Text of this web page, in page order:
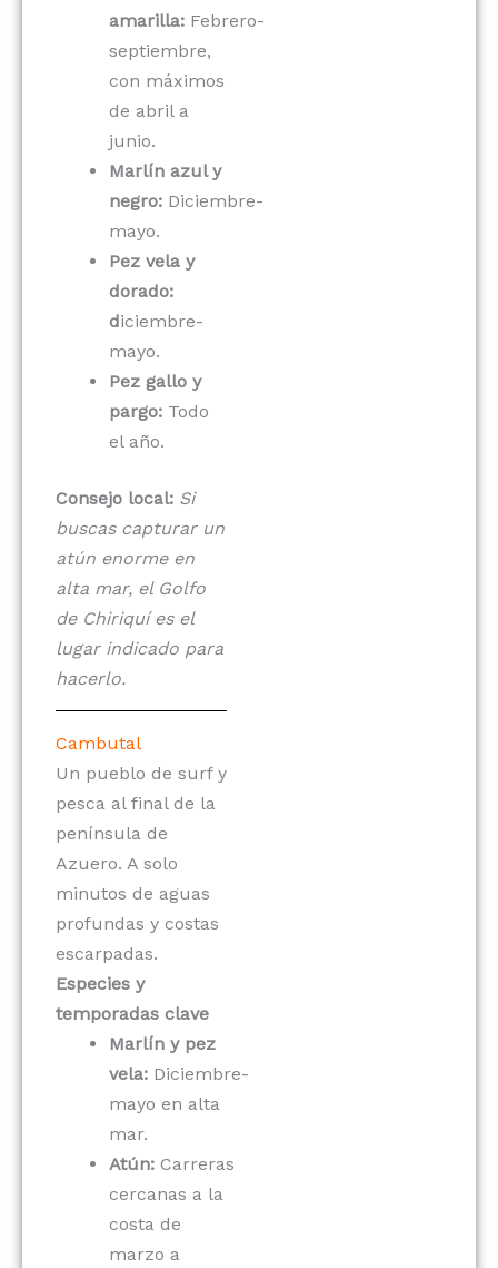
amarilla: Febrero-
septiembre,
con máximos
de abril a
junio.
Marlín azul y
negro: Diciembre-
mayo.
Pez vela y
dorado:
diciembre-
mayo.
Pez gallo y
pargo: Todo
el año.
Consejo local: Si
buscas capturar un
atún enorme en
alta mar, el Golfo
de Chiriquí es el
lugar indicado para
hacerlo.
Cambutal
Un pueblo de surf y
pesca al final de la
península de
Azuero. A solo
minutos de aguas
profundas y costas
escarpadas.
Especies y
temporadas clave
Marlín y pez
vela: Diciembre-
mayo en alta
mar.
Atún: Carreras
cercanas a la
costa de
marzo a